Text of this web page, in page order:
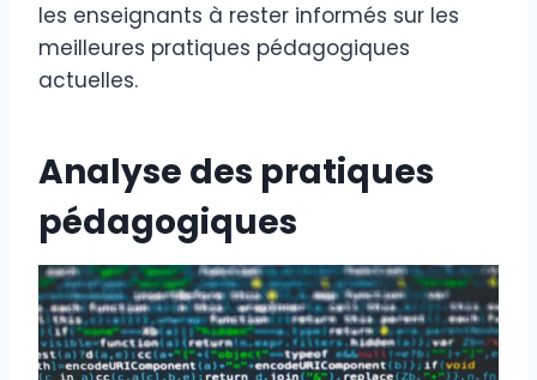
les enseignants à rester informés sur les
meilleures pratiques pédagogiques
actuelles.
Analyse des pratiques
pédagogiques